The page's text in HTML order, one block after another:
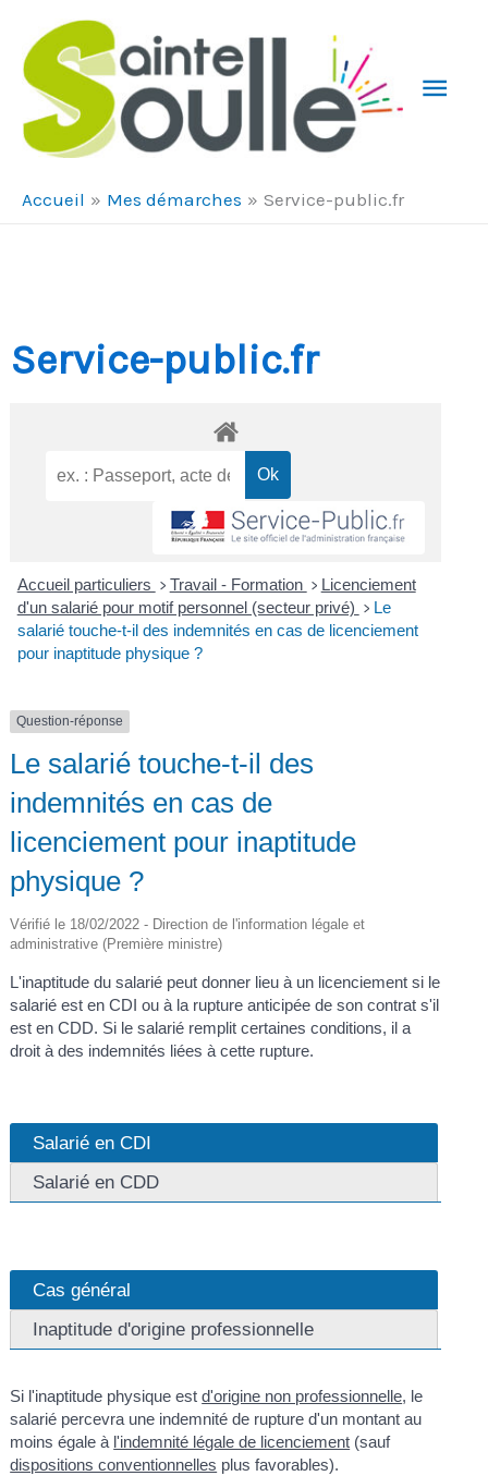
Accueil Mes démarches Service-public.fr
Service-public.fr
Accueil particuliers > Travail - Formation > Licenciement
d'un salarié pour motif personnel (secteur privé) > Le
salarié touche-t-il des indemnités en cas de licenciement
pour inaptitude physique ?
Question-réponse
Le salarié touche-t-il des
indemnités en cas de
licenciement pour inaptitude
physique ?
Vérifié le 18/02/2022 - Direction de l'information légale et
administrative (Première ministre)
L'inaptitude du salarié peut donner lieu à un licenciement si le
salarié est en CDI ou à la rupture anticipée de son contrat s'il
est en CDD. Si le salarié remplit certaines conditions, il a
droit à des indemnités liées à cette rupture.
Salarié en CDI
Salarié en CDD
Cas général
Inaptitude d'origine professionnelle
Si l'inaptitude physique estd'origine non professionnelle, le
salarié percevra une indemnité de rupture d'un montant au
moins égale à l'indemnité légale de licenciement (sauf
dispositions conventionnelles plus favorables).